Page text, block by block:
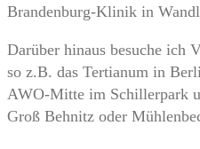
Brandenburg-Klinik in
Darüber hinaus besuche ich
so z.B. das Tertianum in
AWO-Mitte im Schillerpark
Groß Behnitz oder